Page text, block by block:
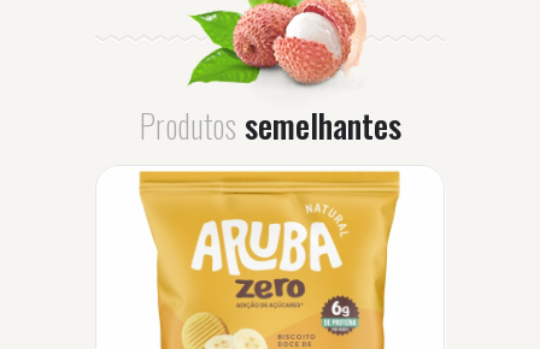
Produtos semelhantes